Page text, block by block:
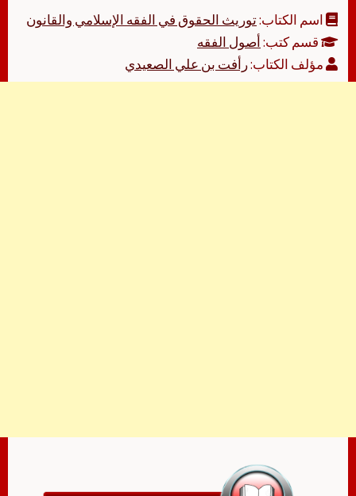
اسم الكتاب:توريث الحقوق في الفقه الإسلامي والقانون
قسم كتب:أصول الفقه
مؤلف الكتاب:رأفت بن علي الصعيدي